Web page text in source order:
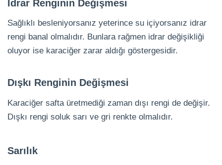
İdrar Renginin Değişmesi
Sağlıklı besleniyorsanız yeterince su içiyorsanız idrar
rengi banal olmalıdır. Bunlara rağmen idrar değişikliği
oluyor ise karaciğer zarar aldığı göstergesidir.
Dışkı Renginin Değişmesi
Karaciğer safta üretmediği zaman dışı rengi de değişir.
Dışkı rengi soluk sarı ve gri renkte olmalıdır.
Sarılık